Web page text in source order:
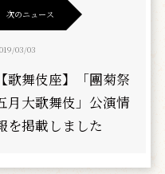
次のニュース
03/03
【歌舞伎座】「團菊祭
月大歌舞伎」公演情
を掲載しました